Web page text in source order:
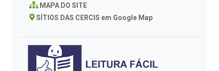
MAPA DO SITE
SÍTIOS DAS CERCIS em Google Map